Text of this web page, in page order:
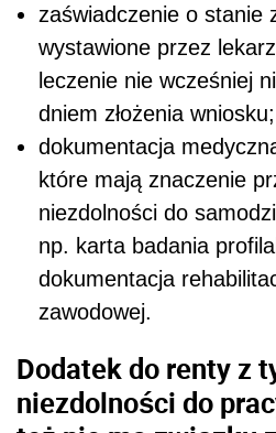
zaświadczenie o stanie
wystawione przez
leczenie nie wcześniej
dniem złożenia wniosku;
dokumentacja
które mają znaczenie
niezdolności do
np. karta badania
dokumentacja
zawodowej.
Dodatek do renty z
niezdolności do